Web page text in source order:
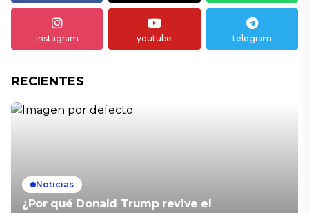
instagram youtube telegram
RECIENTES
Noticias
¿Por qué Donald Trump revive el